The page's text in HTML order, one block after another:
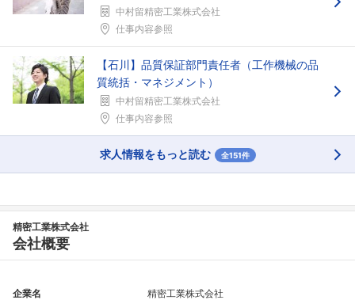
フォローしました
中村留精密工業株式会社
仕事内容参照
【石川】品質保証部門責任者（工作機械の品
質統括・マネジメント）
中村留精密工業株式会社
仕事内容参照
求人情報をもっと読む 全151件
精密工業株式会社
会社概要
企業名 精密工業株式会社